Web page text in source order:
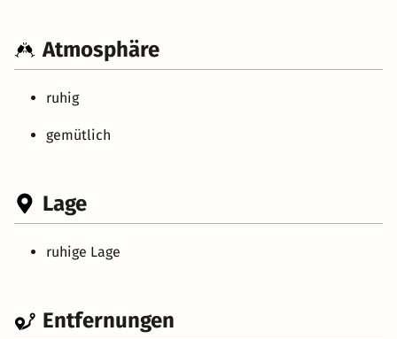
Atmosphäre
ruhig
gemütlich
Lage
ruhige Lage
Entfernungen